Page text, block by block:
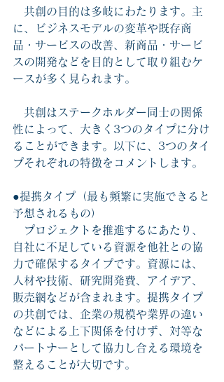
共創の目的は多岐にわたります。主
に、ビジネスモデルの変革や既存商
品・サービスの改善、新商品・サービ
スの開発などを目的として取り組むケ
ースが多く見られます。
共創はステークホルダー同士の関係
性によって、大きく3つのタイプに分け
ることができます。以下に、3つのタイ
プそれぞれの特徴をコメントします。
●提携タイプ（最も頻繁に実施できると
予想されるもの）
プロジェクトを推進するにあたり、
自社に不足している資源を他社との協
力で確保するタイプです。資源には、
人材や技術、研究開発費、アイデア、
販売網などが含まれます。提携タイプ
の共創では、企業の規模や業界の違い
などによる上下関係を付けず、対等な
パートナーとして協力し合える環境を
整えることが大切です。